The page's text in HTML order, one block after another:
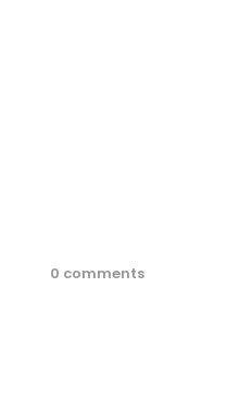
0 comments